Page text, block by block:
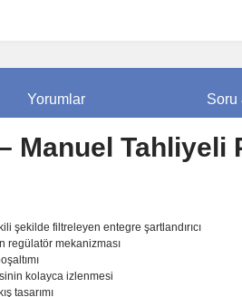
Yorumlar Soru
Manuel Tahliyeli
şekilde filtreleyen entegre şartlandırıcı
regülatör mekanizması
kolayca izlenmesi
tasarımı